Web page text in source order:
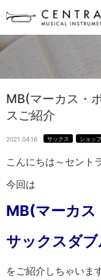
MB(マーカス・
スご紹介
2021.04.16 サックス ショップ
こんにちは～セント
今回は
MB(マーカス
サックスダ
をご紹介しちゃいま